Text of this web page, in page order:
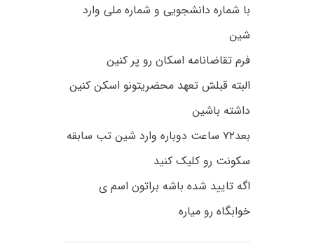
با شماره دانشجویی و شماره ملی وارد
شین
فرم تقاضانامه اسکان رو پر کنین
البته قبلش تعهد محضریتونو اسکن کنین
داشته باشین
بعد۷۲ ساعت دوباره وارد شین تب سابقه
سکونت رو کلیک کنید
اگه تایید شده باشه براتون اسم ی
خوابگاه رو میاره